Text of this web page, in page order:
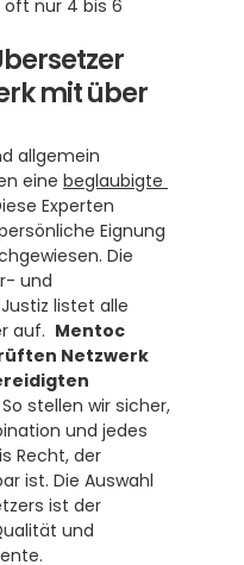
oft nur 4 bis 6
mit über
allgemein
eine beglaubigte
Experten
Eignung
Die
und
listet alle
auf. Mentoc
Netzwerk
So stellen wir sicher,
und jedes
Recht, der
ist. Die Auswahl
ist der
und